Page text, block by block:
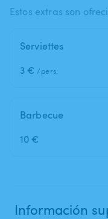
Estos extras son
Serviettes
3 € /pers.
Barbecue
10 €
Información